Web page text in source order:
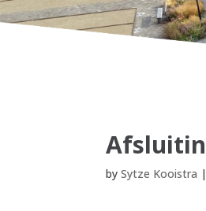
bySytze Kooistra